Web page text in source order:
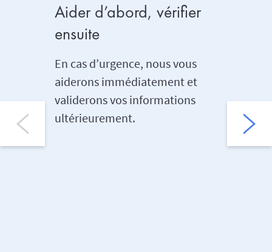
Aider d’abord, vérifier
ensuite
En cas d’urgence, nous vous
aiderons immédiatement et
validerons vos informations
ultérieurement.